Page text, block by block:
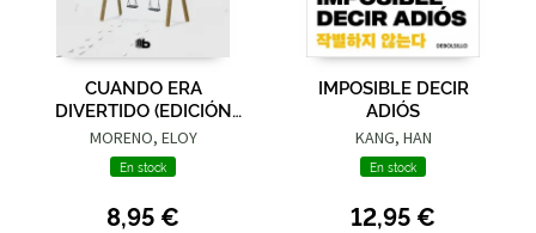
CUANDO ERA
DIVERTIDO (EDICIÓN
LIMITADA · VERANO)
MORENO, ELOY
En stock
8,95 €
IMPOSIBLE DECIR
ADIÓS
KANG, HAN
En stock
12,95 €